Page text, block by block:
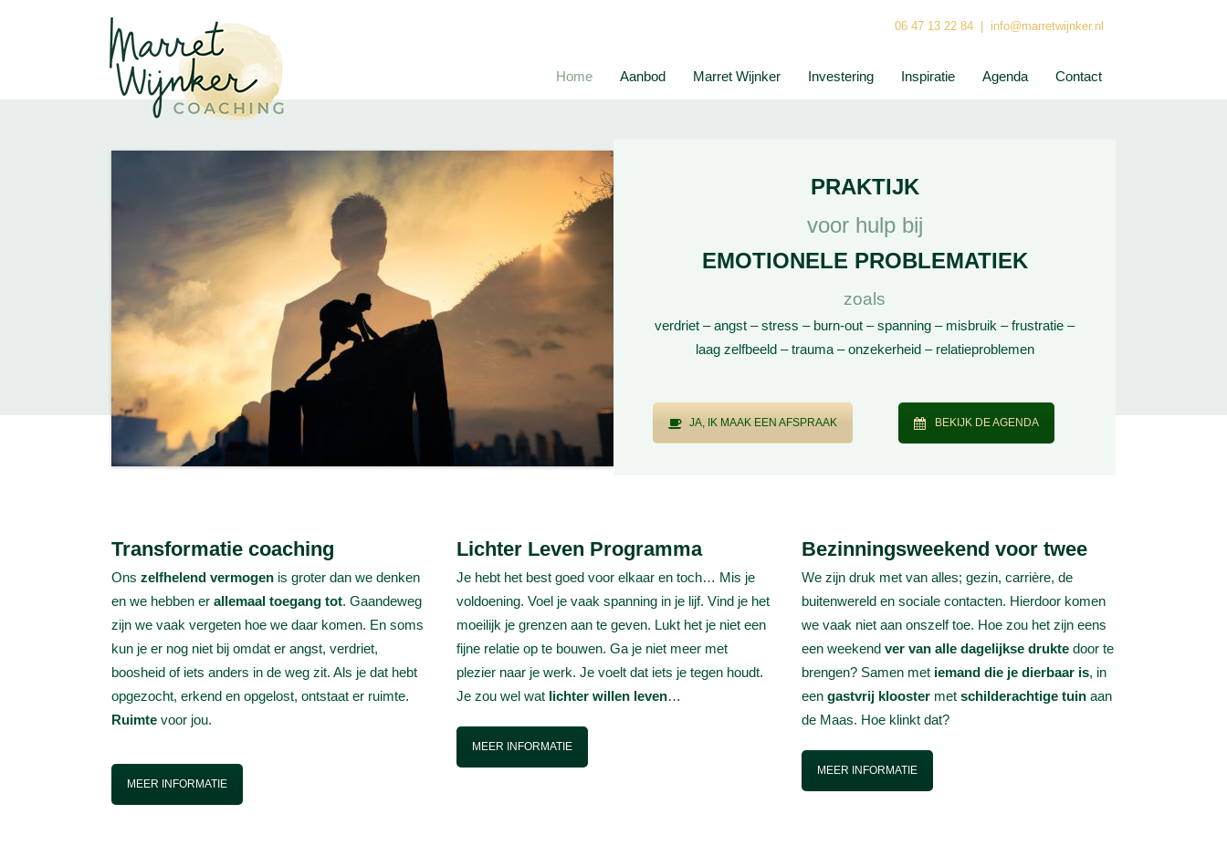
06 47 13 22 84 | info@marretwijnker.nl
Home Aanbod Marret Wijnker Investering Inspiratie Agenda Contact
PRAKTIJK
voor hulp bij
EMOTIONELE PROBLEMATIEK
zoals
verdriet – angst – stress – burn-out – spanning – misbruik – frustratie –
laag zelfbeeld – trauma – onzekerheid – relatieproblemen
JA, IK MAAK EEN AFSPRAAK BEKIJK DE AGENDA
Transformatie coaching
Ons zelfhelend vermogen is groter dan we denken
en we hebben er allemaal toegang tot. Gaandeweg
zijn we vaak vergeten hoe we daar komen. En soms
kun je er nog niet bij omdat er angst, verdriet,
boosheid of iets anders in de weg zit. Als je dat hebt
opgezocht, erkend en opgelost, ontstaat er ruimte.
Ruimte voor jou.
MEER INFORMATIE
Lichter Leven Programma
Je hebt het best goed voor elkaar en toch… Mis je
voldoening. Voel je vaak spanning in je lijf. Vind je het
moeilijk je grenzen aan te geven. Lukt het je niet een
fijne relatie op te bouwen. Ga je niet meer met
plezier naar je werk. Je voelt dat iets je tegen houdt.
Je zou wel wat lichter willen leven…
MEER INFORMATIE
Bezinningsweekend voor twee
We zijn druk met van alles; gezin, carrière, de
buitenwereld en sociale contacten. Hierdoor komen
we vaak niet aan onszelf toe. Hoe zou het zijn eens
een weekend ver van alle dagelijkse drukte door te
brengen? Samen met iemand die je dierbaar is, in
een gastvrij klooster met schilderachtige tuin aan
de Maas. Hoe klinkt dat?
MEER INFORMATIE